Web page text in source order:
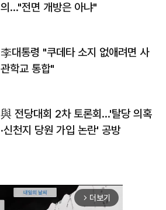
의…"전면 개방은 아냐"
李대통령 "쿠데타 소지 없애려면 사
관학교 통합"
與 전당대회 2차 토론회…'탈당 의혹
·신천지 당원 가입 논란' 공방
arrow_forward_ios 더보기